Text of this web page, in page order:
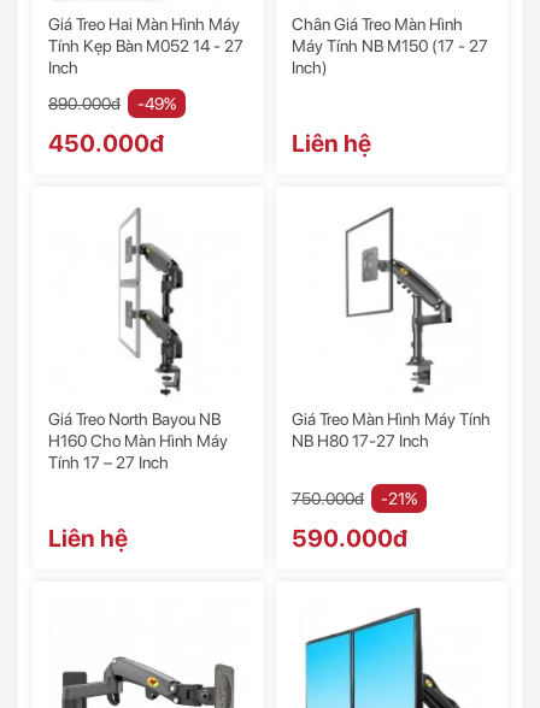
Giá Treo Hai Màn Hình Máy
Tính Kẹp Bàn M052 14 - 27
Inch
890.000đ
-49%
450.000đ
Chân Giá Treo Màn Hình
Máy Tính NB M150 (17 - 27
Inch)
Liên hệ
Giá Treo North Bayou NB
H160 Cho Màn Hình Máy
Tính 17 – 27 Inch
Liên hệ
Giá Treo Màn Hình Máy Tính
NB H80 17-27 Inch
750.000đ -21%
590.000đ